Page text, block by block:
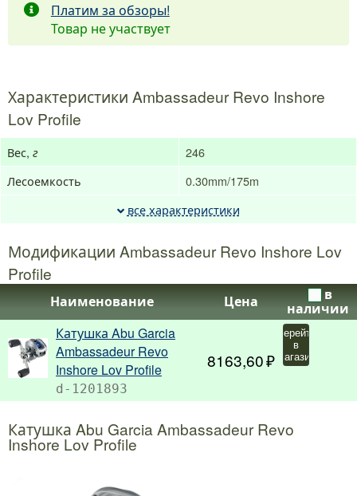
Платим за обзоры!
Товар не участвует
Характеристики Ambassadeur Revo Inshore
Lov Profile
Вес, г
246
Лесоемкость
0.30mm/175m
все характеристики
Модификации Ambassadeur Revo Inshore Lov
Profile
Наименование Цена
в
наличии
Катушка Abu Garcia
Ambassadeur Revo
Inshore Lov Profile
d-1201893
8163,60
Перейти
в
магазин
Катушка Abu Garcia Ambassadeur Revo
Inshore Lov Profile